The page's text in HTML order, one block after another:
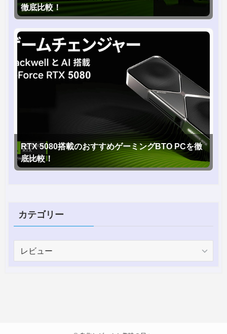
徹底比較！
RTX 5080搭載のおすすめゲーミングBTO PCを徹
底比較！
カテゴリー